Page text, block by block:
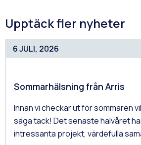
Upptäck fler nyheter
6 JULI, 2026
Sommarhälsning från Arris
Innan vi checkar ut för sommaren
säga tack! Det senaste halvåret
intressanta projekt, värdefulla